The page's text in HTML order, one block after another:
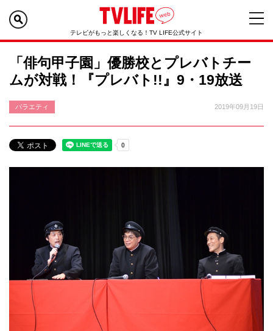
テレビがもっと楽しくなる！TV LIFE公式サイト
「俳句甲子園」優勝校とプレバトチー
ムが対戦！『プレバト!!』9・19放送
バラエティ 2019年09月19日